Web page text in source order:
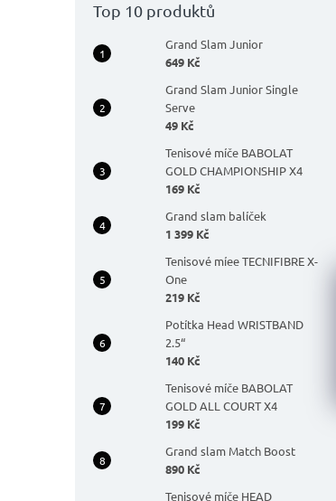
Top 10 produktů
Grand Slam Junior
649 Kč
Grand Slam Junior Single
Serve
49 Kč
Tenisové míče BABOLAT
GOLD CHAMPIONSHIP X4
169 Kč
Grand slam balíček
1 399 Kč
Tenisové míee TECNIFIBRE X-
One
219 Kč
Potítka Head WRISTBAND
2.5“
140 Kč
Tenisové míče BABOLAT
GOLD ALL COURT X4
199 Kč
Grand slam Match Boost
890 Kč
Tenisové míče HEAD